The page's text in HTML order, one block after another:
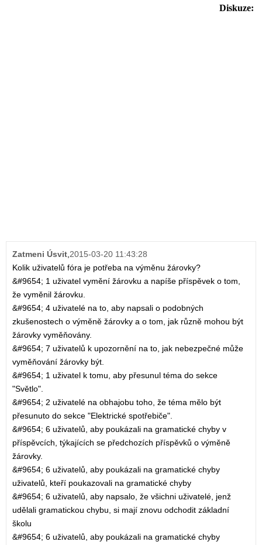
Diskuze:
Zatmeni Úsvit 2015-03-20 11:43:28
Kolik uživatelů fóra je potřeba na výměnu žárovky?
&#9654; 1 uživatel vymění žárovku a napíše příspěvek o tom,
že vyměnil žárovku.
&#9654; 4 uživatelé na to, aby napsali o podobných
zkušenostech o výměně žárovky a o tom, jak různě mohou být
žárovky vyměňovány.
&#9654; 7 uživatelů k upozornění na to, jak nebezpečné může
vyměňování žárovky být.
&#9654; 1 uživatel k tomu, aby přesunul téma do sekce
"Světlo".
&#9654; 2 uživatelé na obhajobu toho, že téma mělo být
přesunuto do sekce "Elektrické spotřebiče".
&#9654; 6 uživatelů, aby poukázali na gramatické chyby v
příspěvcích, týkajících se předchozích příspěvků o výměně
žárovky.
&#9654; 6 uživatelů, aby poukázali na gramatické chyby
uživatelů, kteří poukazovali na gramatické chyby
&#9654; 6 uživatelů, aby napsalo, že všichni uživatelé, jenž
udělali gramatickou chybu, si mají znovu odchodit základní
školu
&#9654; 6 uživatelů, aby poukázali na gramatické chyby